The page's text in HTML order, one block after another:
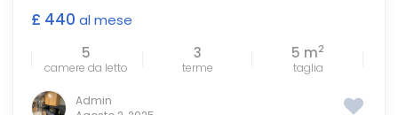
£ 440 al mese
5
camere da letto
3
terme
5 m2
taglia
Admin